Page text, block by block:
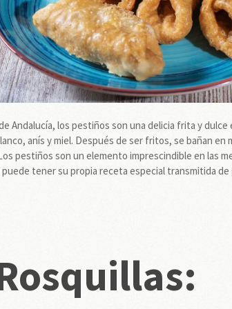
Andalucía, los pestiños son una delicia frita y dulce
anís y miel. Después de ser fritos, se bañan en
pestiños son un elemento imprescindible en las
puede tener su propia receta especial transmitida